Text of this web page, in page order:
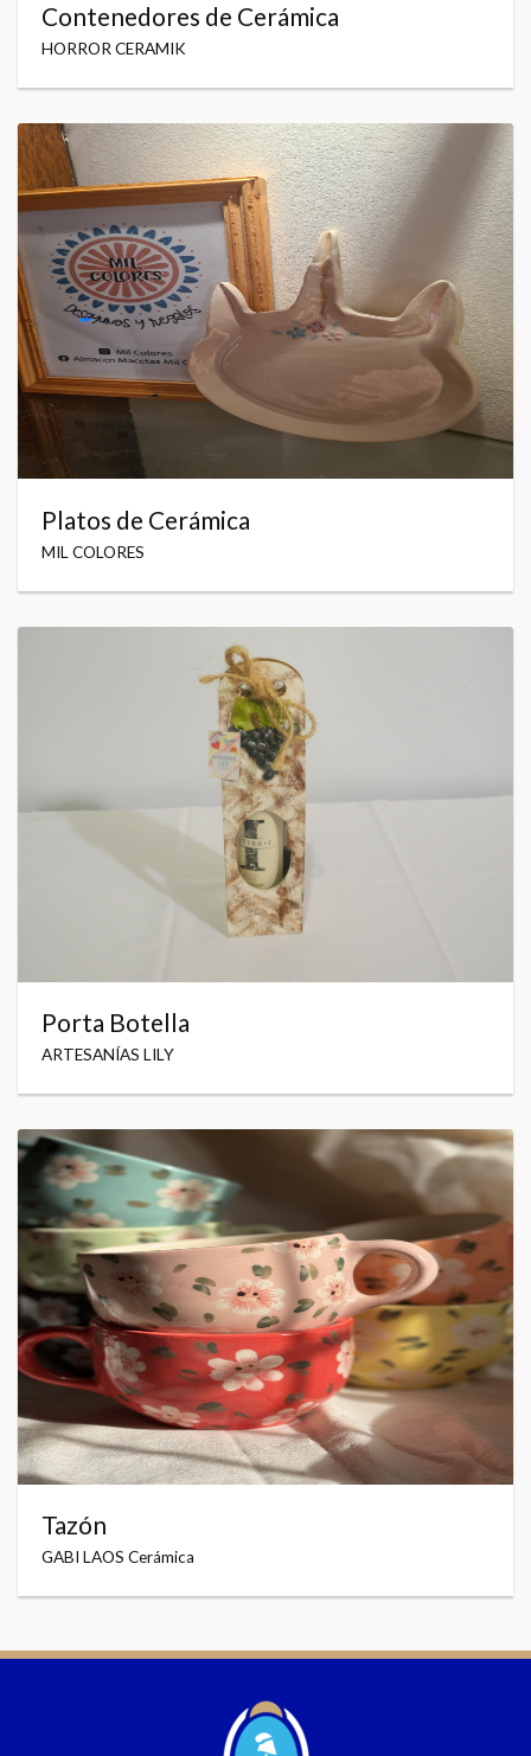
Contenedores de Cerámica
HORROR CERAMIK
Platos de Cerámica
MIL COLORES
Porta Botella
ARTESANÍAS LILY
Tazón
GABI LAOS Cerámica